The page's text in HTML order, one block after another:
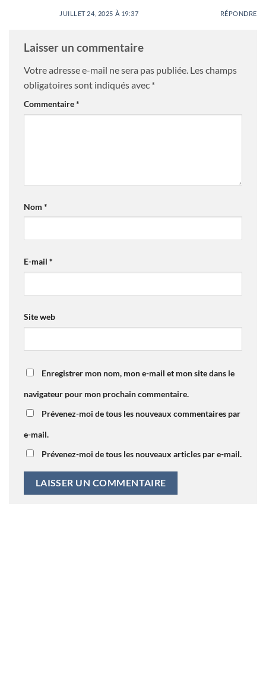
JUILLET 24, 2025 À 19:37 RÉPONDRE
Laisser un commentaire
Votre adresse e-mail ne sera pas publiée. Les champs
obligatoires sont indiqués avec *
Commentaire*
Nom *
E-mail *
Site web
Enregistrer mon nom, mon e-mail et mon site dans le
navigateur pour mon prochain commentaire.
Prévenez-moi de tous les nouveaux commentaires par
e-mail.
Prévenez-moi de tous les nouveaux articles par e-mail.